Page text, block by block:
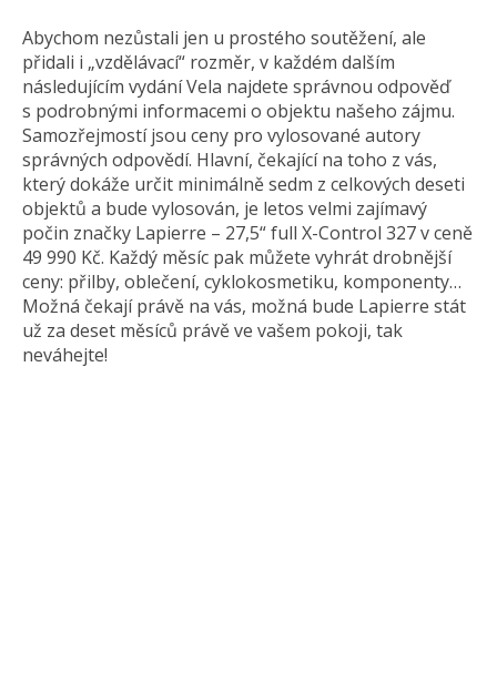
Abychom nezůstali jen u prostého soutěžení, ale
přidali i „vzdělávací“ rozměr, v každém dalším
následujícím vydání Vela najdete správnou odpověď
s podrobnými informacemi o objektu našeho zájmu.
Samozřejmostí jsou ceny pro vylosované autory
správných odpovědí. Hlavní, čekající na toho z vás,
který dokáže určit minimálně sedm z celkových deseti
objektů a bude vylosován, je letos velmi zajímavý
počin značky Lapierre – 27,5“ full X-Control 327 v ceně
49 990 Kč. Každý měsíc pak můžete vyhrát drobnější
ceny: přilby, oblečení, cyklokosmetiku, komponenty…
Možná čekají právě na vás, možná bude Lapierre stát
už za deset měsíců právě ve vašem pokoji, tak
neváhejte!